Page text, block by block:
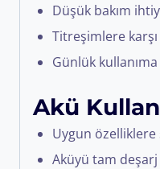
Düşük bakım
Titreşimlere karşı
Günlük
Akü
Uygun özelliklere
Aküyü tam